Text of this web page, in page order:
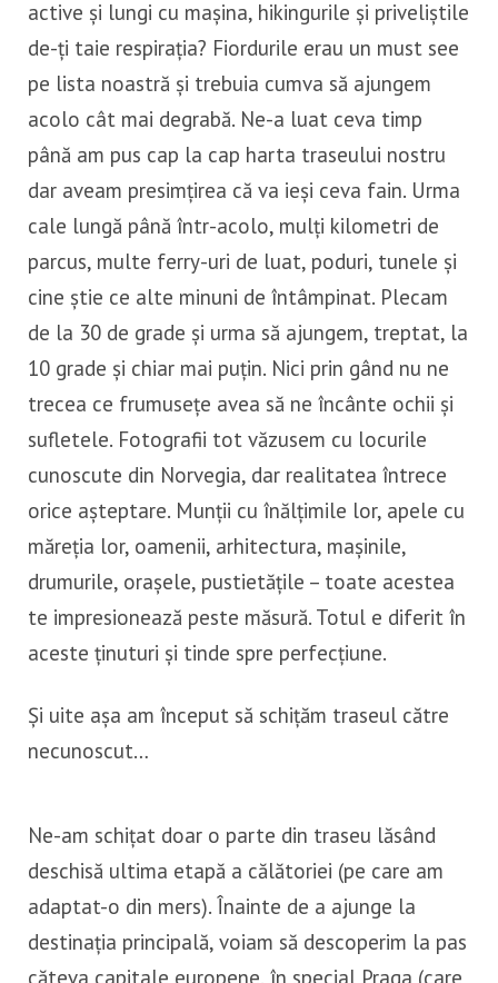
active și lungi cu mașina, hikingurile și priveliștile
de-ți taie respirația? Fiordurile erau un must see
pe lista noastră și trebuia cumva să ajungem
acolo cât mai degrabă. Ne-a luat ceva timp
până am pus cap la cap harta traseului nostru
dar aveam presimțirea că va ieși ceva fain. Urma
cale lungă până într-acolo, mulți kilometri de
parcus, multe ferry-uri de luat, poduri, tunele și
cine știe ce alte minuni de întâmpinat. Plecam
de la 30 de grade și urma să ajungem, treptat, la
10 grade și chiar mai puțin. Nici prin gând nu ne
trecea ce frumusețe avea să ne încânte ochii și
sufletele. Fotografii tot văzusem cu locurile
cunoscute din Norvegia, dar realitatea întrece
orice așteptare. Munții cu înălțimile lor, apele cu
măreția lor, oamenii, arhitectura, mașinile,
drumurile, orașele, pustietățile – toate acestea
te impresionează peste măsură. Totul e diferit în
aceste ținuturi și tinde spre perfecțiune.
Și uite așa am început să schițăm traseul către
necunoscut…
Ne-am schițat doar o parte din traseu lăsând
deschisă ultima etapă a călătoriei (pe care am
adaptat-o din mers). Înainte de a ajunge la
destinația principală, voiam să descoperim la pas